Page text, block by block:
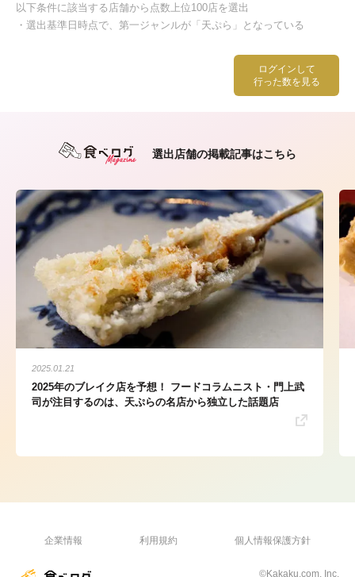
ログインして
行った数を見る
以下条件に該当する店舗から点数上位100店を選出
・選出基準日時点で、第一ジャンルが「天ぷら」となっている
選出店舗の掲載記事はこちら
2025.01.21
2025年のブレイク店を予想！ フードコラムニスト・門上武
司が注目するのは、天ぷらの名店から独立した話題店
企業情報 利用規約 個人情報保護方針
©Kakaku.com, Inc.